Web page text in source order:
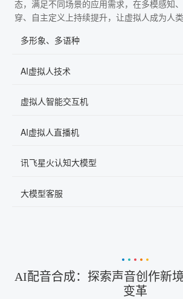
态，满足不同场景的应用需求，在多模感知
穿、自主定义上持续提升，让虚拟人成为人类
多形象、多语种
AI虚拟人技术
虚拟人智能交互机
AI虚拟人直播机
讯飞星火认知大模型
大模型客服
AI配音合成：探索声音创作新
变革